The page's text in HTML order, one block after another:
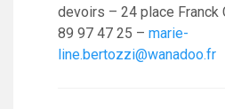
devoirs – 24 place Franck
89 97 47 25 – marie-
line.bertozzi@wanadoo.fr